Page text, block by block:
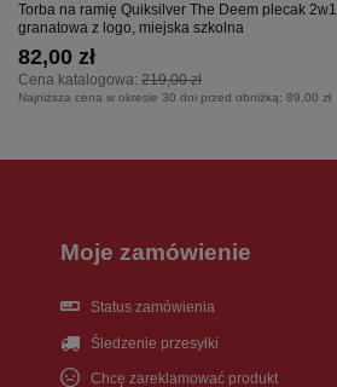
Torba na ramię Quiksilver The Deem plecak 2w1
granatowa z logo, miejska szkolna
Cena katalogowa: 219,00 zł
82,00 zł
Najniższa cena w okresie 30 dni przed obniżką: 89,00 zł
Moje zamówienie
Status zamówienia
Śledzenie przesyłki
Chcę zareklamować produkt